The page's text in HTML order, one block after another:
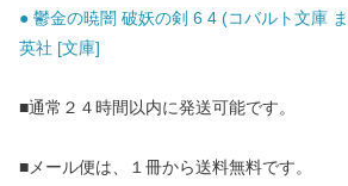
● 鬱金の暁闇 破妖の剣 6 4 (コバルト文庫
英社 [文庫]
■通常２４時間以内に発送可能です。
■メール便は、１冊から送料無料です。